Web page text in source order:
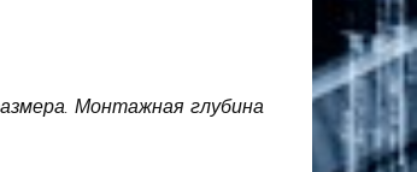
Монтажная глубина